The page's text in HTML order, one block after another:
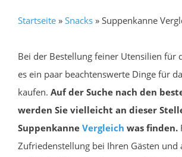
Startseite » Snacks » Suppenkanne
Bei der Bestellung feiner Utensilien für
es ein paar beachtenswerte Dinge für
kaufen. Auf der Suche nach den
werden Sie vielleicht an dieser
Suppenkanne Vergleich was finden.
Zufriedenstellung bei Ihren Gästen und